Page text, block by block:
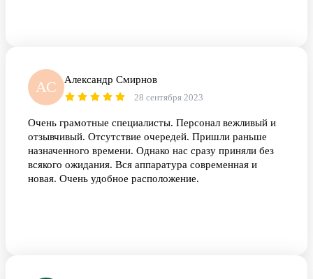
АС Александр Смирнов
28 сентября 2023
Очень грамотные специалисты. Персонал вежливый и
отзывчивый. Отсутствие очередей. Пришли раньше
назначенного времени. Однако нас сразу приняли без
всякого ожидания. Вся аппаратура современная и
новая. Очень удобное расположение.